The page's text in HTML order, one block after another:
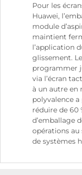
Pour les
Huawei,
module
maintient
l’application
glissement.
programmer
via l’écran
à un autre en
polyvalence
réduire de 60
d’emballage
opérations au
de systèmes